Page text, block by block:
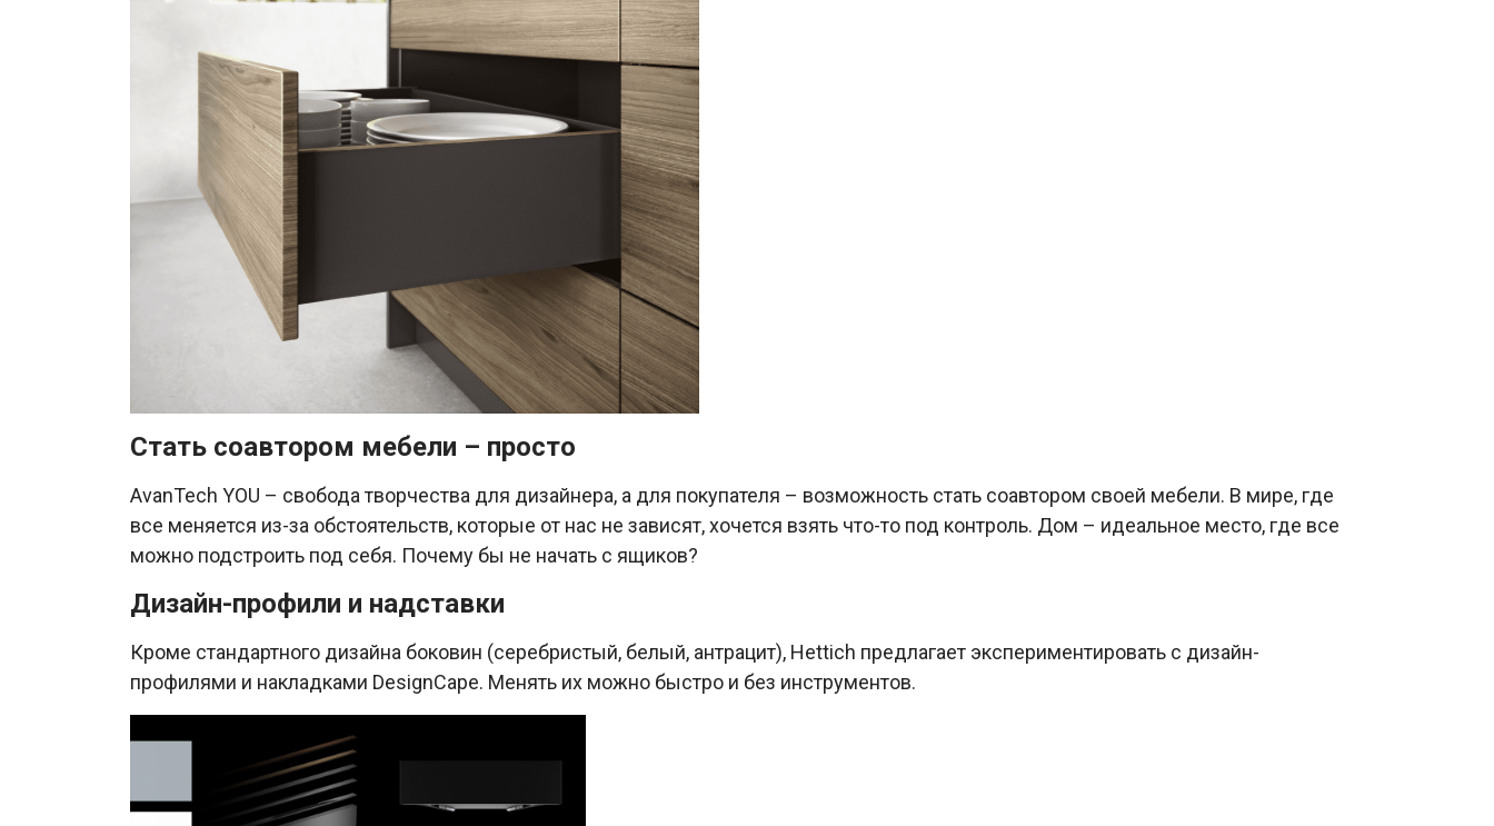
Стать соавтором мебели – просто
AvanTech YOU – свобода творчества для дизайнера, а для покупателя – возможность стать соавтором своей мебели. В мире, где
все меняется из-за обстоятельств, которые от нас не зависят, хочется взять что-то под контроль. Дом – идеальное место, где все
можно подстроить под себя. Почему бы не начать с ящиков?
Дизайн-профили и надставки
Кроме стандартного дизайна боковин (серебристый, белый, антрацит), Hettich предлагает экспериментировать с дизайн-
профилями и накладками DesignCape. Менять их можно быстро и без инструментов.